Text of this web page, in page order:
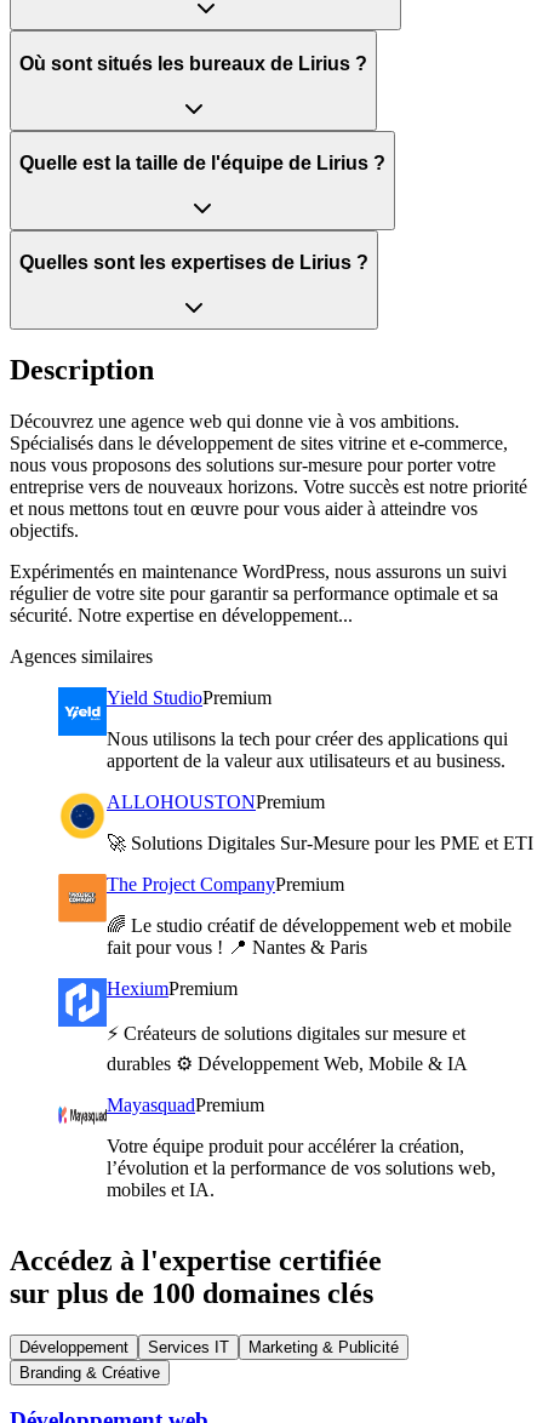
Où sont situés les bureaux de Lirius ?
Quelle est la taille de l'équipe de Lirius ?
Quelles sont les expertises de Lirius ?
Description
Découvrez une agence web qui donne vie à vos ambitions.
Spécialisés dans le développement de sites vitrine et e-commerce,
nous vous proposons des solutions sur-mesure pour porter votre
entreprise vers de nouveaux horizons. Votre succès est notre priorité
et nous mettons tout en œuvre pour vous aider à atteindre vos
objectifs.
Expérimentés en maintenance WordPress, nous assurons un suivi
régulier de votre site pour garantir sa performance optimale et sa
sécurité. Notre expertise en développement...
Agences similaires
Yield StudioPremium
Nous utilisons la tech pour créer des applications qui
apportent de la valeur aux utilisateurs et au business.
ALLOHOUSTONPremium
🚀 Solutions Digitales Sur-Mesure pour les PME et ETI
The Project CompanyPremium
🌈 Le studio créatif de développement web et mobile
fait pour vous ! 📍 Nantes & Paris
HexiumPremium
⚡️ Créateurs de solutions digitales sur mesure et
durables ⚙️ Développement Web, Mobile & IA
MayasquadPremium
Votre équipe produit pour accélérer la création,
l’évolution et la performance de vos solutions web,
mobiles et IA.
Accédez à l'expertise certifiée
sur plus de 100 domaines clés
Développement Services IT
Marketing & Publicité
Branding & Créative